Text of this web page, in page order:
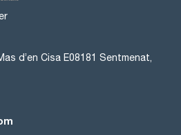
d’en Cisa E08181 Sentmenat,